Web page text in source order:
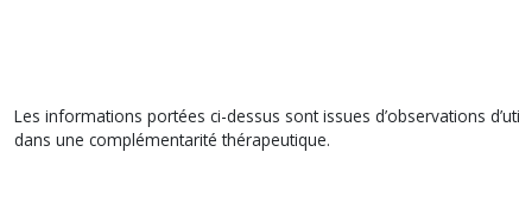
Les informations portées ci-dessus sont issues d’observations
dans une complémentarité thérapeutique.